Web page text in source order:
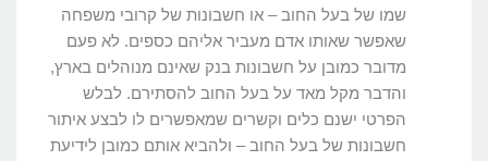
שמו של בעל החוב – או חשבונות של קרובי משפחה
שאפשר שאותו אדם מעביר אליהם כספים. לא פעם
מדובר כמובן על חשבונות בנק שאינם מנוהלים בארץ,
והדבר מקל מאד על בעל החוב להסתירם. לבלש
הפרטי ישנם כלים וקשרים שמאפשרים לו לבצע איתור
חשבונות של בעל החוב – ולהביא אותם כמובן לידיעת